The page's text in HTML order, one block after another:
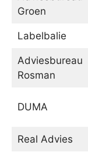
Groen
Labelbalie
Adviesbureau
Rosman
DUMA
Real Advies